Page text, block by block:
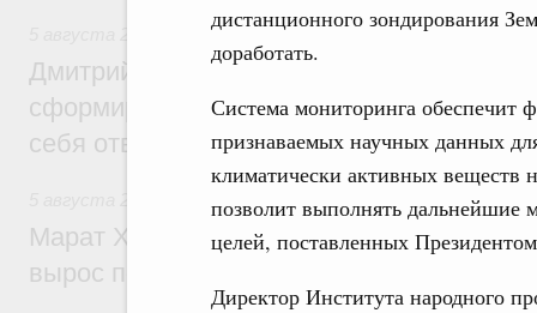
дистанционного зондирования
доработать.
Система мониторинга обеспечит
признаваемых научных данных
климатически активных веществ
позволит выполнять
целей, поставленных
Директор Института народного
Молодёжная политика
Дмитрий Чернышенко: Всемирный
сформировал целое сообщество людей,
себя ответственность за будущее
Национальный проект «Инфраструктура
Марат Хуснуллин: Ввод нежилых зданий
вырос почти на треть